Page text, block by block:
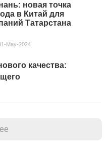
новая точка
в Китай для
Татарстана
May-2024
качества: